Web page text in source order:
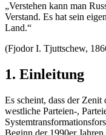
„Verstehen kann man
Verstand. Es hat sein
Land.“
(Fjodor I. Tjuttschew,
1. Einleitung
Es scheint, dass der
westliche Parteien-,